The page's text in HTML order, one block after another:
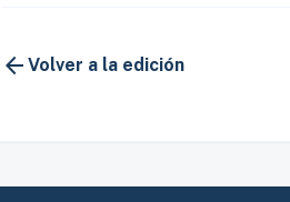
arrow_back Volver a la edición